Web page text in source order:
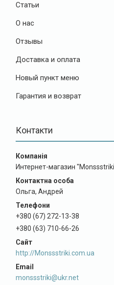
Статьи
О нас
Отзывы
Доставка и оплата
Новый пункт меню
Гарантия и возврат
Контакти
Интернет-магазин "Monssstriki
Ольга, Андрей
+380 (67) 272-13-38
+380 (63) 710-66-26
http://Monssstriki.com.ua
monssstriki@ukr.net